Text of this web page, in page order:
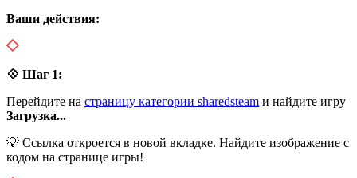
Ваши действия:
💠 Шаг 1:
Перейдите на страницу категории sharedsteam и найдите игру
Загрузка...
💡 Ссылка откроется в новой вкладке. Найдите изображение с
кодом на странице игры!